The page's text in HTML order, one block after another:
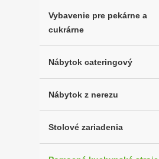
Vybavenie pre pekárne a
cukrárne
Nábytok cateringový
Nábytok z nerezu
Stolové zariadenia